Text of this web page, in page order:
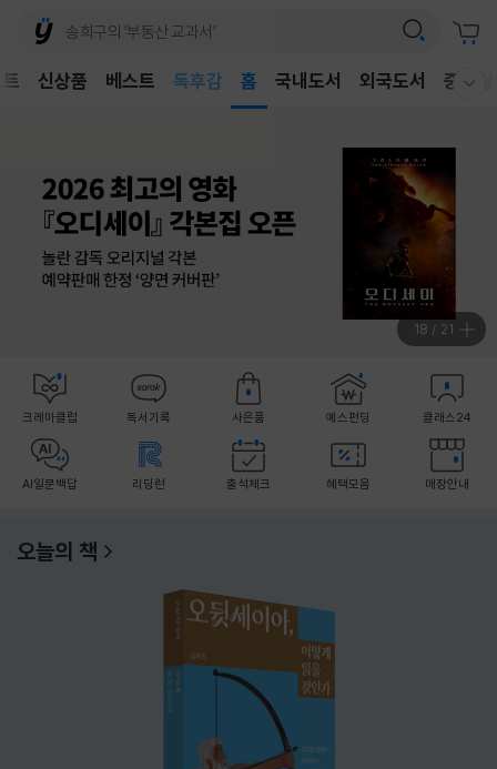
신상품 베스트
독후감
홈 국내도서 외국도서 중고샵
19 / 21
크레마클럽 독서기록 사은품 예스펀딩 클래스24
AI일문백답 리딩런 출석체크 혜택모음 매장안내
오늘의 책